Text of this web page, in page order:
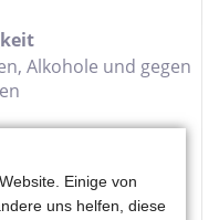
Alkohole und gegen
13501
4102
B-1
Einige von
uns helfen, diese